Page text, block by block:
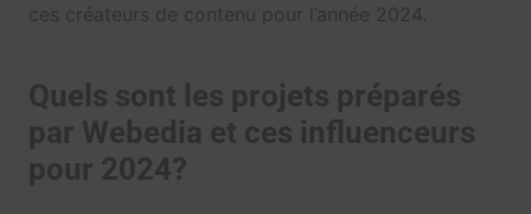
ces créateurs de contenu pour l’année 2024.
Quels sont les projets préparés
par Webedia et ces influenceurs
pour 2024?